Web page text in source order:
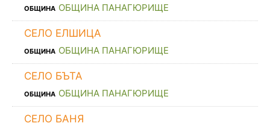
ОБЩИНА ОБЩИНА ПАНАГЮРИЩЕ
СЕЛО ЕЛШИЦА
ОБЩИНА ОБЩИНА ПАНАГЮРИЩЕ
СЕЛО БЪТА
ОБЩИНА ОБЩИНА ПАНАГЮРИЩЕ
СЕЛО БАНЯ